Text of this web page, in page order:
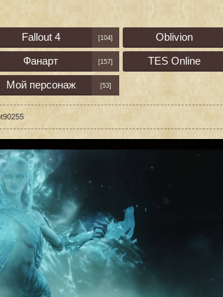
Fallout 4 [104] Oblivion
Фанарт [157] TES Online
Мой персонаж [53]